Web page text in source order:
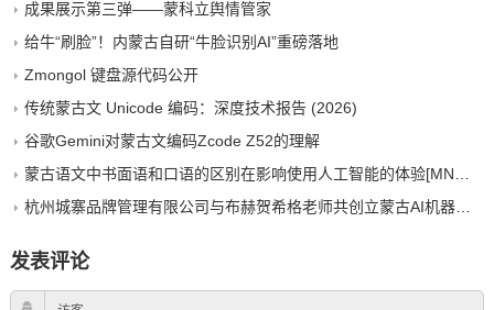
成果展示第三弹——蒙科立舆情管家
给牛“刷脸”！内蒙古自研“牛脸识别AI”重磅落地
Zmongol 键盘源代码公开
传统蒙古文 Unicode 编码：深度技术报告 (2026)
谷歌Gemini对蒙古文编码Zcode Z52的理解
蒙古语文中书面语和口语的区别在影响使用人工智能的体验[MNG&zh-CN]
杭州城寨品牌管理有限公司与布赫贺希格老师共创立蒙古AI机器人，布局文化科技新赛道
发表评论